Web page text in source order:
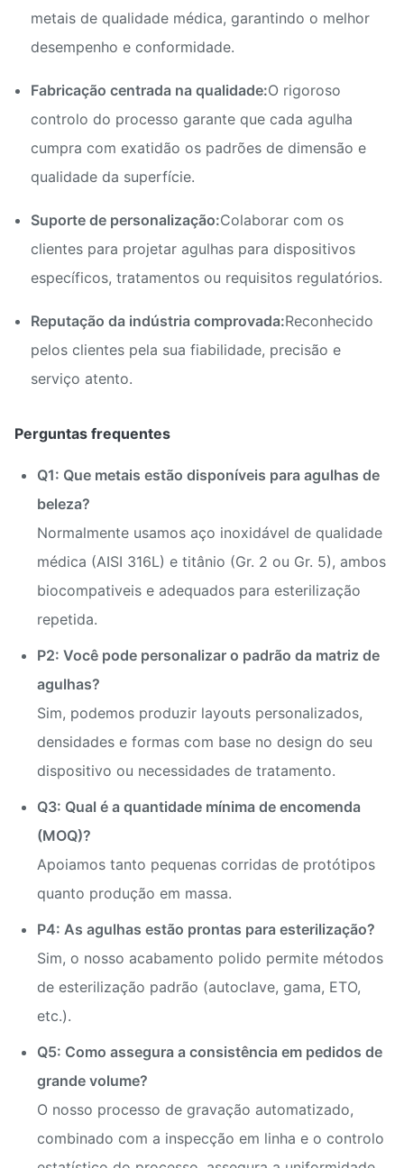
metais de qualidade médica, garantindo o melhor
desempenho e conformidade.
Fabricação centrada na qualidade:O rigoroso
controlo do processo garante que cada agulha
cumpra com exatidão os padrões de dimensão e
qualidade da superfície.
Suporte de personalização:Colaborar com os
clientes para projetar agulhas para dispositivos
específicos, tratamentos ou requisitos regulatórios.
Reputação da indústria comprovada:Reconhecido
pelos clientes pela sua fiabilidade, precisão e
serviço atento.
Perguntas frequentes
Q1: Que metais estão disponíveis para agulhas de
beleza?
Normalmente usamos aço inoxidável de qualidade
médica (AISI 316L) e titânio (Gr. 2 ou Gr. 5), ambos
biocompativeis e adequados para esterilização
repetida.
P2: Você pode personalizar o padrão da matriz de
agulhas?
Sim, podemos produzir layouts personalizados,
densidades e formas com base no design do seu
dispositivo ou necessidades de tratamento.
Q3: Qual é a quantidade mínima de encomenda
(MOQ)?
Apoiamos tanto pequenas corridas de protótipos
quanto produção em massa.
P4: As agulhas estão prontas para esterilização?
Sim, o nosso acabamento polido permite métodos
de esterilização padrão (autoclave, gama, ETO,
etc.).
Q5: Como assegura a consistência em pedidos de
grande volume?
O nosso processo de gravação automatizado,
combinado com a inspecção em linha e o controlo